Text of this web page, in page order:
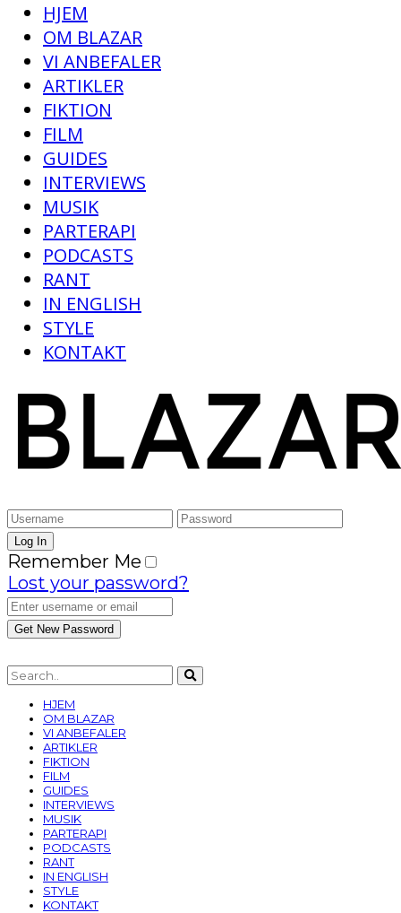
HJEM
OM BLAZAR
VI ANBEFALER
ARTIKLER
FIKTION
FILM
GUIDES
INTERVIEWS
MUSIK
PARTERAPI
PODCASTS
RANT
IN ENGLISH
STYLE
KONTAKT
Remember Me
Lost your password?
HJEM
OM BLAZAR
VI ANBEFALER
ARTIKLER
FIKTION
FILM
GUIDES
INTERVIEWS
MUSIK
PARTERAPI
PODCASTS
RANT
IN ENGLISH
STYLE
KONTAKT